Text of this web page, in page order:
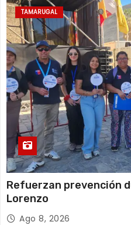
TAMARUGAL
Refuerzan prevención
Lorenzo
Ago 8, 2026